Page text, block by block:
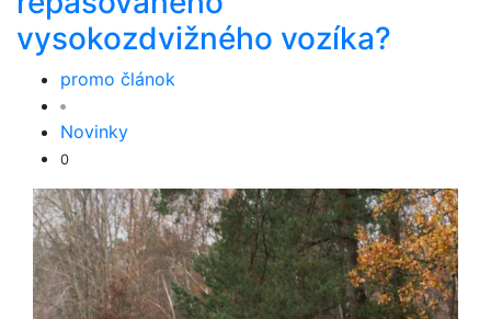
vysokozdvižného vozíka?
promo článok
Novinky
0